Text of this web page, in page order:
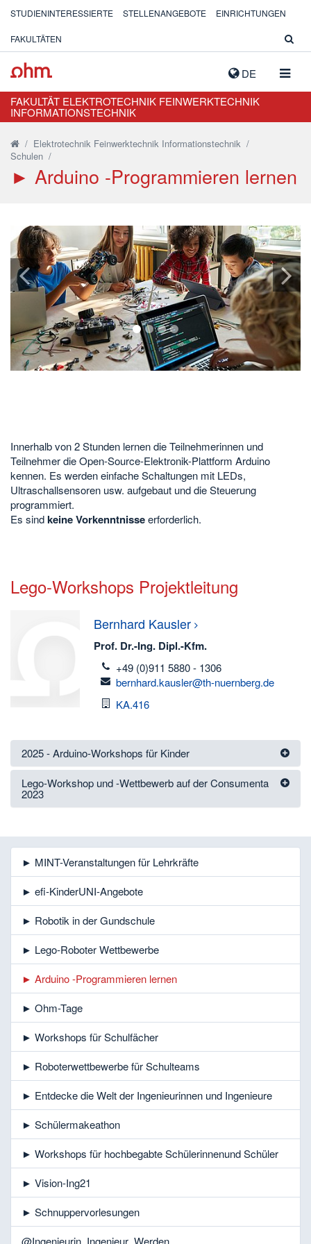
DE
STUDIENINTERESSIERTE STELLENANGEBOTE EINRICHTUNGEN
FAKULTÄTEN
FAKULTÄT ELEKTROTECHNIK FEINWERKTECHNIK
INFORMATIONSTECHNIK
/ Elektrotechnik Feinwerktechnik Informationstechnik /
Schulen /
► Arduino -Programmieren lernen
1 2 3 4
Innerhalb von 2 Stunden lernen die Teilnehmerinnen und
Teilnehmer die Open-Source-Elektronik-Plattform Arduino
kennen. Es werden einfache Schaltungen mit LEDs,
Ultraschallsensoren usw. aufgebaut und die Steuerung
programmiert.
Es sindkeine Vorkenntnisseerforderlich.
Lego-Workshops Projektleitung
Bernhard Kausler
Prof. Dr.-Ing. Dipl.-Kfm.
telefon
+49 (0)911 5880 - 1306
email
bernhard.kausler@th-nuernberg.de
Raum
KA.416
2025 - Arduino-Workshops für Kinder
Lego-Workshop und -Wettbewerb auf der Consumenta
2023
► MINT-Veranstaltungen für Lehrkräfte
► efi-KinderUNI-Angebote
► Robotik in der Gundschule
► Lego-Roboter Wettbewerbe
► Arduino -Programmieren lernen
► Ohm-Tage
► Workshops für Schulfächer
► Roboterwettbewerbe für Schulteams
► Entdecke die Welt der Ingenieurinnen und Ingenieure
► Schülermakeathon
► Workshops für hochbegabte Schülerinnenund Schüler
► Vision-Ing21
► Schnuppervorlesungen
@Ingenieurin_Ingenieur_Werden